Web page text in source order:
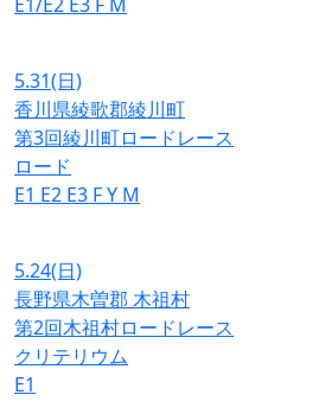
E1/E2 E3 F M
5.31(日)
香川県綾歌郡綾川町
第3回綾川町ロードレース
ロード
E1 E2 E3 FY M
5.24(日)
長野県木曽郡 木祖村
第2回木祖村ロードレース
クリテリウム
E1